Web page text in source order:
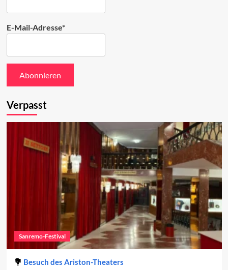
E-Mail-Adresse*
Verpasst
Sanremo-Festival
Besuch des Ariston-Theaters